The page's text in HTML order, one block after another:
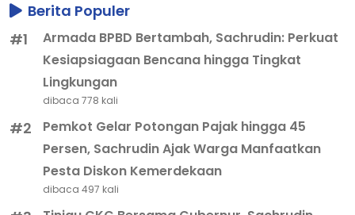
Berita Populer
#1
Armada BPBD Bertambah, Sachrudin: Perkuat
Kesiapsiagaan Bencana hingga Tingkat
Lingkungan
dibaca 778 kali
#2
Pemkot Gelar Potongan Pajak hingga 45
Persen, Sachrudin Ajak Warga Manfaatkan
Pesta Diskon Kemerdekaan
dibaca 497 kali